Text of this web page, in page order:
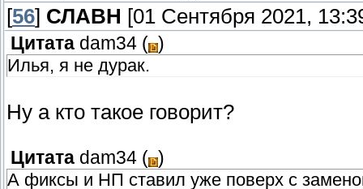
[56] СЛАВН [01 Сентября 2021,
Цитата dam34 ( )
Илья, я не дурак.
Ну а кто такое говорит?
Цитата dam34 ( )
А фиксы и НП ставил уже поверх с